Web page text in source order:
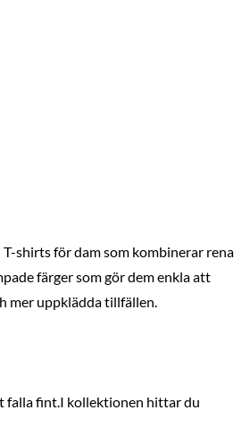
shirts för dam som kombinerar rena
färger som gör dem enkla att
mer uppklädda tillfällen.
falla fint.I kollektionen hittar du